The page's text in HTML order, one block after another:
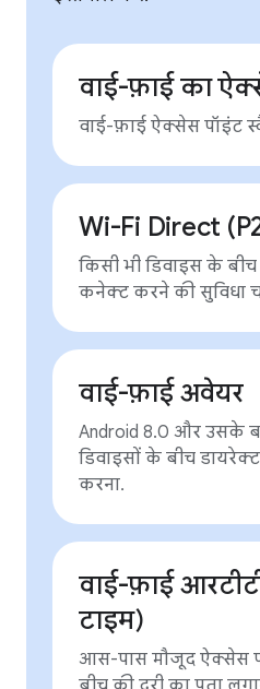
वाई-फ़ाई का
वाई-फ़ाई ऐक्सेस पॉइंट
Wi-Fi Direct
किसी भी डिवाइस के बीच
कनेक्ट करने की सुविधा
वाई-फ़ाई अवेयर
Android 8.0 और उसके
डिवाइसों के बीच
करना.
वाई-फ़ाई
टाइम)
आस-पास मौजूद ऐक्सेस